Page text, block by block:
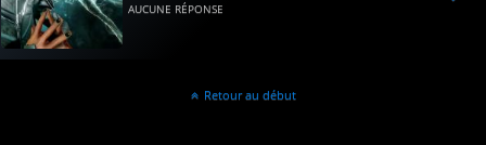
AUCUNE RÉPONSE
Retour au début